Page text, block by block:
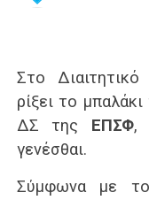
Στο
ρίξει το
ΔΣ της ΕΠΣΦ,
γενέσθαι.
Σύμφωνα με